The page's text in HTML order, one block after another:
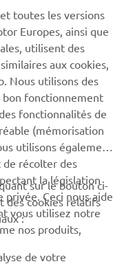
toutes les versions
Europes, ainsi que
utilisent des
aux cookies,
Nous utilisons des
bon fonctionnement
fonctionnalités de
(mémorisation
utilisons également
récolter des
la législation
Ceci nous aide
vous utilisez notre
nos produits,
sur le bouton ci-
des cookies relatifs
:
de votre